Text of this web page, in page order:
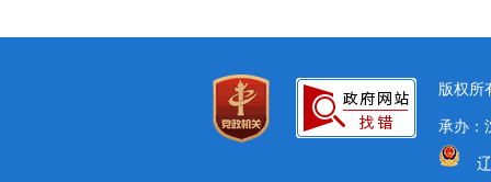
版权所
承办：